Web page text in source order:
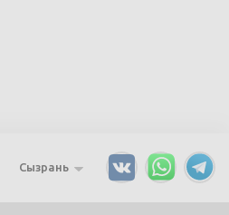
Сызрань